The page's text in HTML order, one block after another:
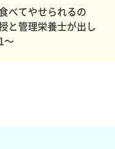
べてやせられるの
と管理栄養士が出し
～